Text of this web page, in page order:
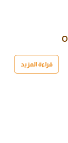
قراءة المزيد